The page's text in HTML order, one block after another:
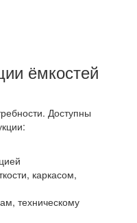
ёмкостей
Доступны
каркасом,
техническому